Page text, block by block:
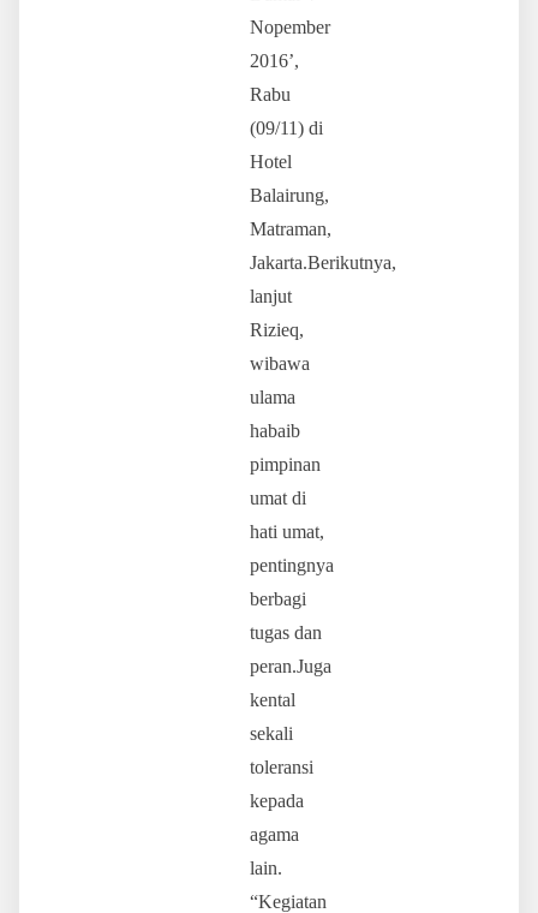
Nopember
2016’,
Rabu
(09/11) di
Hotel
Balairung,
Matraman,
Jakarta.Berikutnya,
lanjut
Rizieq,
wibawa
ulama
habaib
pimpinan
umat di
hati umat,
pentingnya
berbagi
tugas dan
peran.Juga
kental
sekali
toleransi
kepada
agama
lain.
“Kegiatan